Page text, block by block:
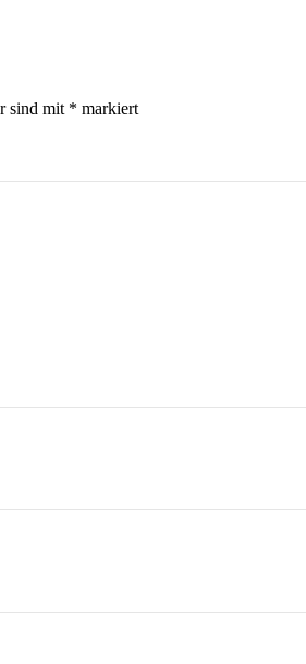
sind mit * markiert